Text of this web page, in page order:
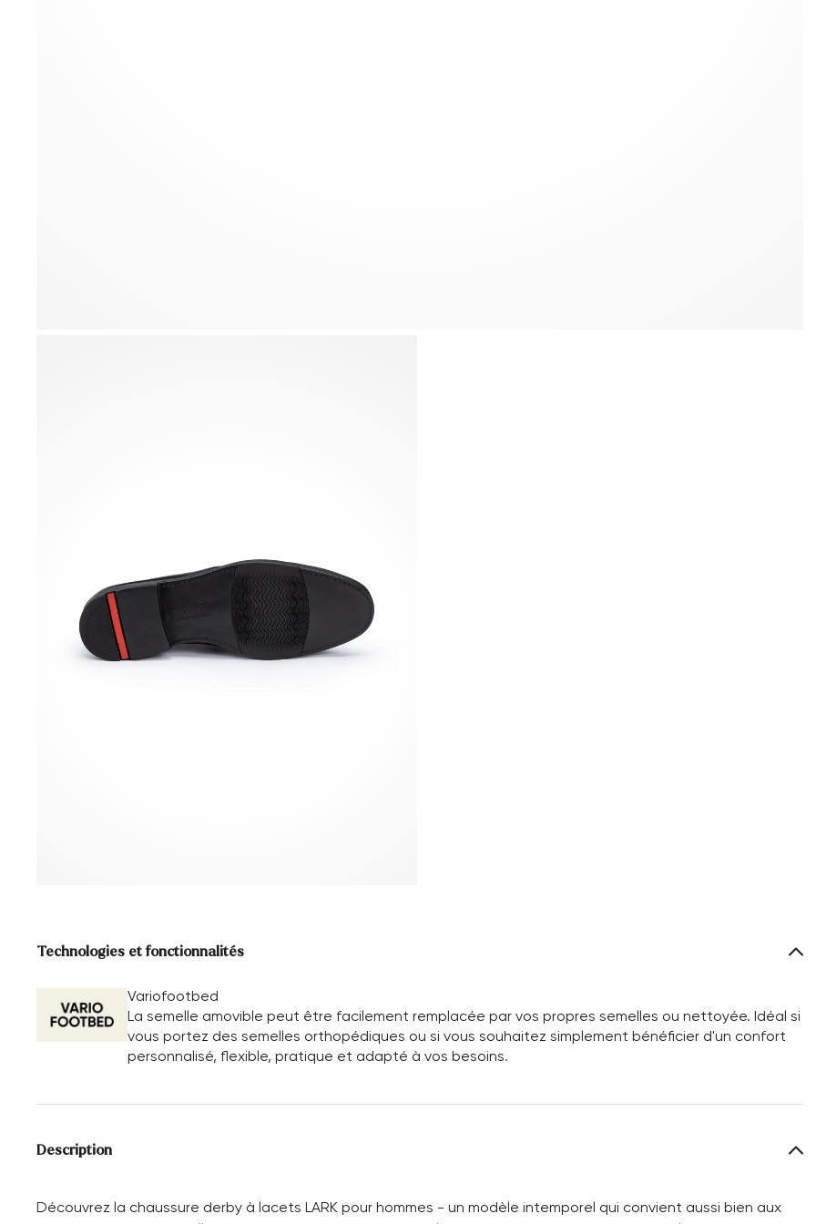
Technologies et fonctionnalités
Variofootbed
La semelle amovible peut être facilement remplacée par vos propres semelles ou nettoyée. Idéal si
vous portez des semelles orthopédiques ou si vous souhaitez simplement bénéficier d'un confort
personnalisé, flexible, pratique et adapté à vos besoins.
Description
Découvrez la chaussure derby à lacets LARK pour hommes - un modèle intemporel qui convient aussi bien aux